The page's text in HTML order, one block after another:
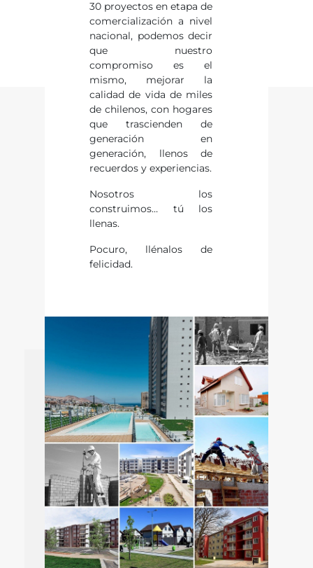
30 proyectos en etapa de
comercialización a nivel
nacional, podemos decir
que nuestro
compromiso es el
mismo, mejorar la
calidad de vida de miles
de chilenos, con hogares
que trascienden de
generación en
generación, llenos de
recuerdos y experiencias.
Nosotros los
construimos… tú los
llenas.
Pocuro, llénalos de
felicidad.